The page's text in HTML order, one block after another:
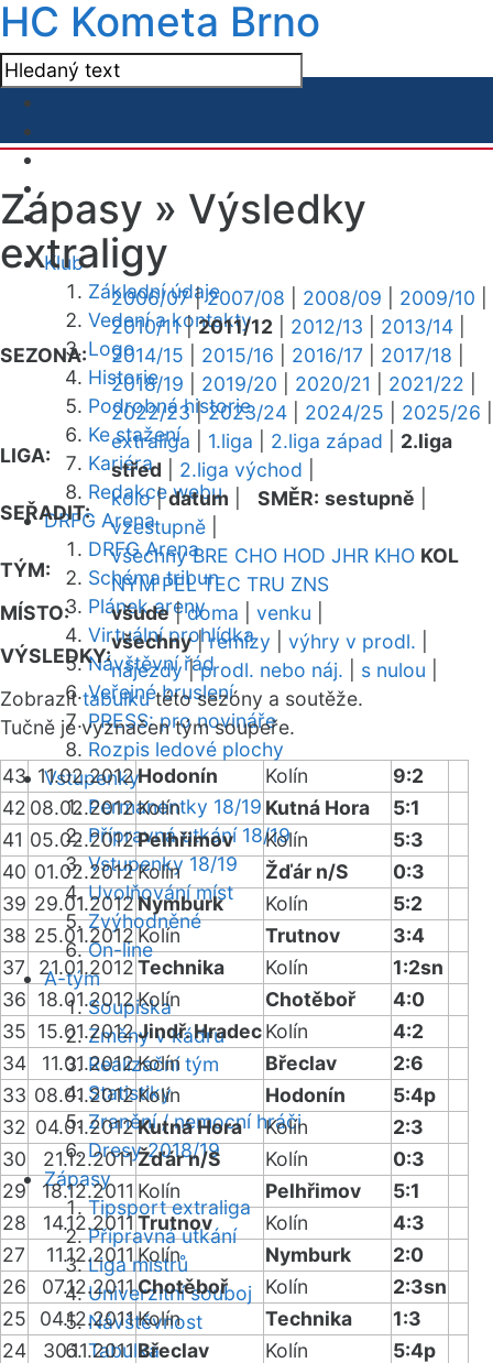
HC Kometa Brno
Klub
Základní údaje
Vedení a kontakty
Logo
Historie
Podrobná historie
Ke stažení
Kariéra
Redakce webu
DRFG Arena
DRFG Arena
Schéma tribun
Plánek areny
Virtuální prohlídka
Návštěvní řád
Veřejné bruslení
PRESS: pro novináře
Rozpis ledové plochy
Vstupenky
Permanentky 18/19
Přípravná utkání 18/19
Vstupenky 18/19
Uvolňování míst
Zvýhodněné
On-line
A-tým
Soupiska
Změny v kádru
Realizační tým
Statistiky
Zranění / nemocní hráči
Dresy 2018/19
Zápasy
Tipsport extraliga
Přípravná utkání
Liga mistrů
Univerzitní souboj
Návštěvnost
Tabulka
Zápasy » Výsledky
extraligy
SEZONA:
2006/07|2007/08 2008/09 2009/10
2010/11|2011/12 2012/13 2013/14
2014/15
2015/16 2016/17 2017/18
2018/19
2019/20 2020/21 2021/22
2022/23|2023/24 2024/25 2025/26
LIGA:
extraliga 1.liga 2.liga západ
2.liga
střed
2.liga východ
SEŘADIT:
kolo|datum SMĚR: sestupně
vzestupně
TÝM:
všechny BRE CHO HOD JHR KHO KOL
NYM PEL TEC TRU ZNS
MÍSTO:
všude|doma venku
VÝSLEDKY:
všechny|remízy výhry v prodl.
nájezdy|prodl. nebo náj. s nulou
Zobrazittabulkutéto sezóny a soutěže.
Tučně je vyznačen tým soupeře.
43 11.02.2012Hodonín Kolín
9:2
42 08.02.2012Kolín Kutná Hora
5:1
41 05.02.2012Pelhřimov Kolín
5:3
40 01.02.2012Kolín Žďár n/S
0:3
39 29.01.2012Nymburk Kolín
5:2
38 25.01.2012Kolín Trutnov
3:4
37
21.01.2012Technika Kolín
1:2sn
36 18.01.2012Kolín Chotěboř
4:0
35 15.01.2012Jindř. HradecKolín
4:2
34
11.01.2012Kolín Břeclav
2:6
33 08.01.2012Kolín Hodonín
5:4p
32 04.01.2012Kutná Hora Kolín
2:3
30
21.12.2011Žďár n/S Kolín
0:3
29
18.12.2011 Kolín Pelhřimov
5:1
28
14.12.2011Trutnov Kolín
4:3
27
11.12.2011 Kolín Nymburk
2:0
26
07.12.2011Chotěboř Kolín
2:3sn
25
04.12.2011Kolín Technika
1:3
24
30.11.2011 Břeclav Kolín
5:4p